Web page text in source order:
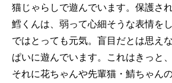
猫じゃらしで遊んでいます。保護さ
鱈くんは、弱って心細そうな表情を
ではとっても元気。盲目だとは思え
ぱいに遊んでいます。これはきっと
それに花ちゃんや先輩猫・鯖ちゃん